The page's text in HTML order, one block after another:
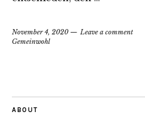
November 4, 2020
Leave a comment
Gemeinwohl
ABOUT